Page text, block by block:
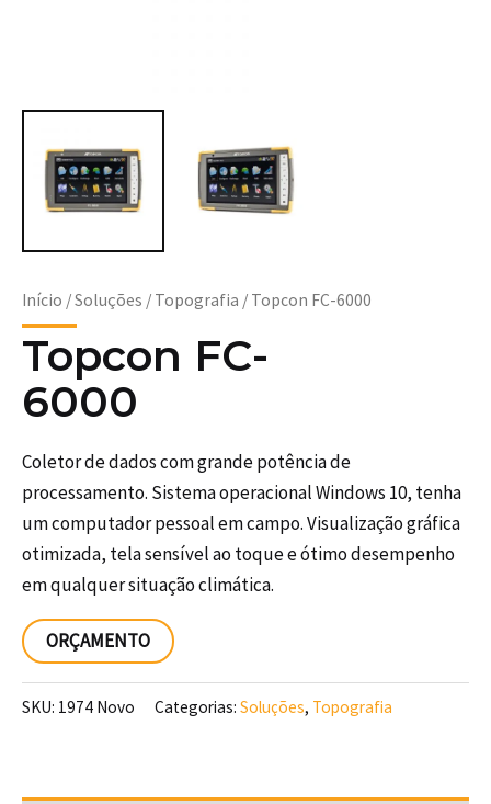
Início /Soluções / Topografia / Topcon FC-6000
Topcon FC-
6000
Coletor de dados com grande potência de
processamento. Sistema operacional Windows 10, tenha
um computador pessoal em campo. Visualização gráfica
otimizada, tela sensível ao toque e ótimo desempenho
em qualquer situação climática.
ORÇAMENTO
SKU: 1974 Novo Categorias: Soluções, Topografia